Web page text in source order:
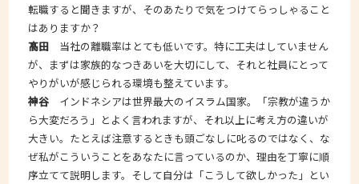
転職すると聞きますが、そのあたりで気をつけてらっしゃること
はありますか？
髙田 当社の離職率はとても低いです。特に工夫はしていません
が、まずは家族的なつきあいを大切にして、それと社員にとって
やりがいが感じられる環境も整えています。
神谷 インドネシアは世界最大のイスラム国家。「宗教が違うか
ら大変だろう」とよく言われますが、それ以上に考え方の違いが
大きい。たとえば注意するときも頭ごなしに叱るのではなく、な
ぜ私がこういうことをあなたに言っているのか、理由を丁寧に順
序立てて説明します。そして自分は「こうして欲しかった」とい